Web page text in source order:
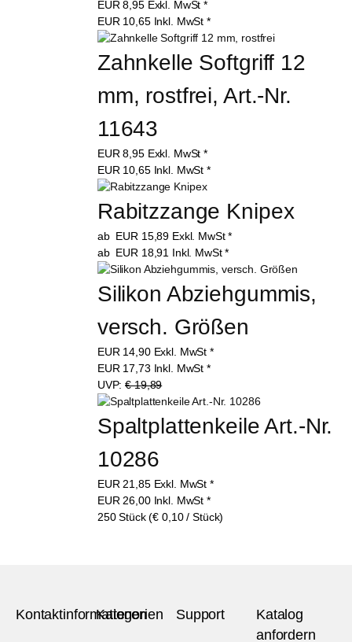
EUR8,95 Exkl. MwSt *
EUR 10,65 Inkl. MwSt *
Zahnkelle Softgriff 12
mm, rostfrei, Art.-Nr.
11643
EUR8,95 Exkl. MwSt *
EUR 10,65 Inkl. MwSt *
Rabitzzange Knipex
ab EUR 15,89 Exkl. MwSt *
ab EUR 18,91 Inkl. MwSt *
Silikon Abziehgummis,
versch. Größen
EUR 14,90 Exkl. MwSt *
EUR 17,73 Inkl. MwSt *
UVP:€ 19,89
Spaltplattenkeile Art.-Nr.
10286
EUR 21,85 Exkl. MwSt *
EUR 26,00 Inkl. MwSt *
250 Stück (€ 0,10 / Stück)
Kontaktinformationen
Kategorien Support
Katalog
anfordern